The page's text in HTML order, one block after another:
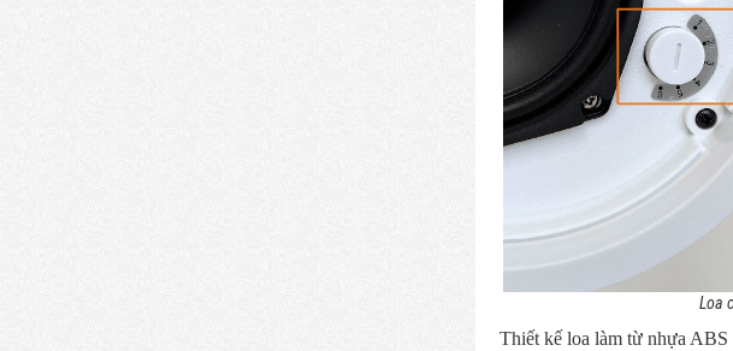
Loa
Thiết kế loa làm từ nhựa ABS